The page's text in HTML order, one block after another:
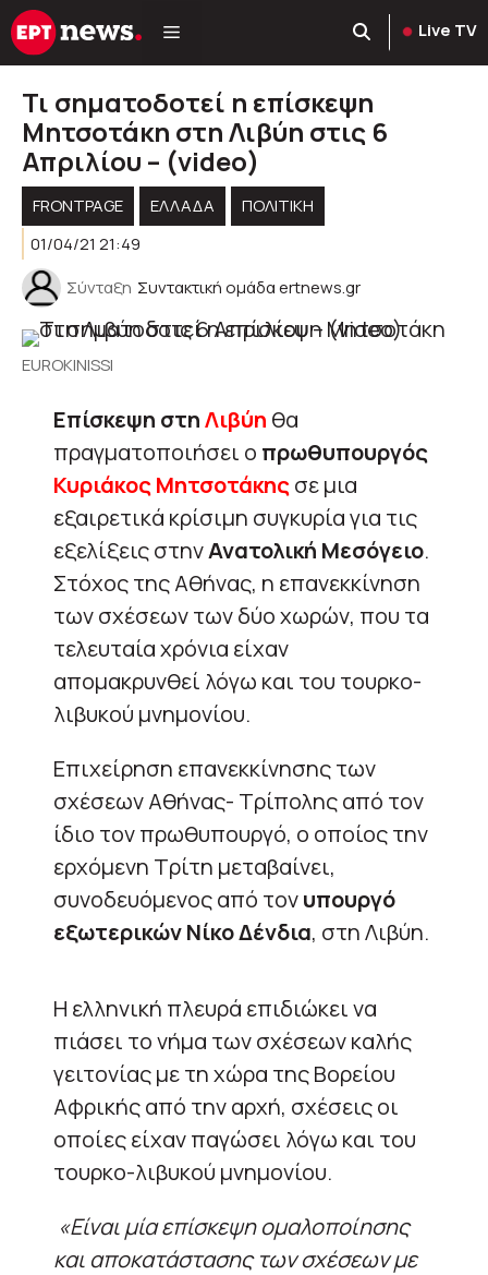
Μετάβαση
σε
Live TV
Τι σηματοδοτεί η επίσκεψη
Μητσοτάκη στη Λιβύη στις 6
Απριλίου – (video)
FRONTPAGE ΕΛΛΑΔΑ
ΠΟΛΙΤΙΚΉ
01/04/21 21:49
Σύνταξη Συντακτική ομάδα ertnews.gr
EUROKINISSI
Επίσκεψη στηΛιβύη θα
πραγματοποιήσει ο πρωθυπουργός
Κυριάκος Μητσοτάκηςσε μια
εξαιρετικά κρίσιμη συγκυρία για τις
εξελίξεις στηνΑνατολική Μεσόγειο.
Στόχος της Αθήνας, η επανεκκίνηση
των σχέσεων των δύο χωρών, που τα
τελευταία χρόνια είχαν
απομακρυνθεί λόγω και του τουρκο-
λιβυκού μνημονίου.
Επιχείρηση επανεκκίνησης των
σχέσεων Αθήνας- Τρίπολης από τον
ίδιο τον πρωθυπουργό, ο οποίος την
ερχόμενη Τρίτη μεταβαίνει,
συνοδευόμενος από τονυπουργό
εξωτερικών Νίκο Δένδια, στη Λιβύη.
Η ελληνική πλευρά επιδιώκει να
πιάσει το νήμα των σχέσεων καλής
γειτονίας με τη χώρα της Βορείου
Αφρικής από την αρχή, σχέσεις οι
οποίες είχαν παγώσει λόγω και του
τουρκο-λιβυκού μνημονίου.
«Είναι μία επίσκεψη ομαλοποίησης
και αποκατάστασης των σχέσεων με